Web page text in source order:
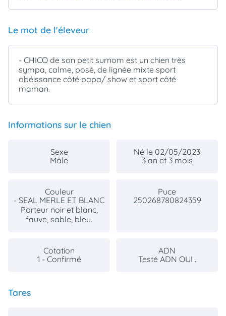
Le mot de l'éleveur
- CHICO de son petit surnom est un chien très
sympa, calme, posé, de lignée mixte sport
obéissance côté papa/ show et sport côté
maman.
Informations sur le chien
Sexe
Mâle
Né le 02/05/2023
3 an et 3 mois
Couleur
- SEAL MERLE ET BLANC
Porteur noir et blanc,
fauve, sable, bleu.
Puce
250268780824359
Cotation
1 - Confirmé
ADN
Testé ADN OUI .
Tares